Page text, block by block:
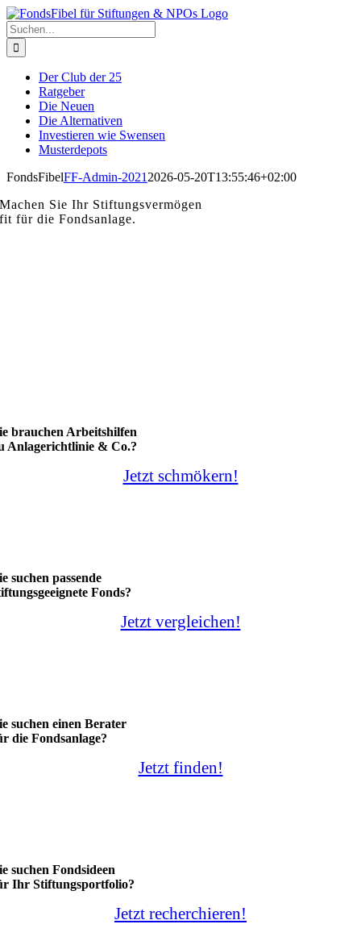
Zum
Inhalt
springen
Suche
nach:
Der Club der 25
Ratgeber
Die Neuen
Die Alternativen
Investieren wie Swensen
Musterdepots
FondsFibelFF-Admin-2021 2026-05-20T13:55:46+02:00
Machen Sie Ihr Stiftungsvermögen
fit für die Fondsanlage.
brauchen Arbeitshilfen
Anlagerichtlinie & Co.?
Jetzt schmökern!
suchen passende
Fonds?
Jetzt vergleichen!
suchen einen Berater
die Fondsanlage?
Jetzt finden!
suchen Fondsideen
Ihr Stiftungsportfolio?
Jetzt recherchieren!